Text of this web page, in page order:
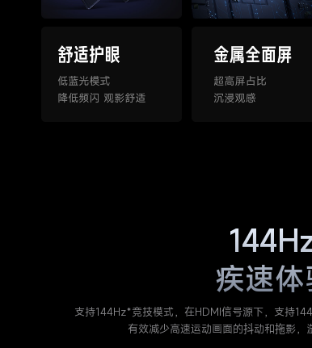
疾速体
支持144Hz*竞技模式，在HDMI信号源下，支持
有效减少高速运动画面的抖动和拖影，